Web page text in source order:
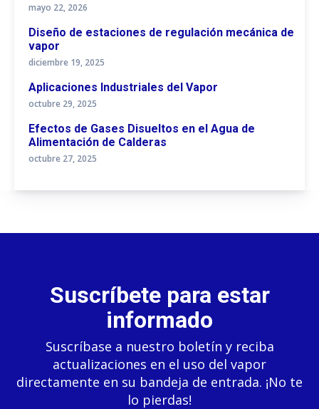
mayo 22, 2026
Diseño de estaciones de regulación mecánica de
vapor
diciembre 19, 2025
Aplicaciones Industriales del Vapor
octubre 29, 2025
Efectos de Gases Disueltos en el Agua de
Alimentación de Calderas
octubre 27, 2025
Suscríbete para estar
informado
Suscríbase a nuestro boletín y reciba
actualizaciones en el uso del vapor
directamente en su bandeja de entrada. ¡No te
lo pierdas!